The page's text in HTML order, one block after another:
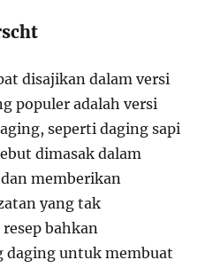
disajikan dalam versi
populer adalah versi
seperti daging sapi
dimasak dalam
memberikan
yang tak
bahkan
daging untuk membuat